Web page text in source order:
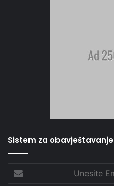
Sistem za obavještavanje
Email